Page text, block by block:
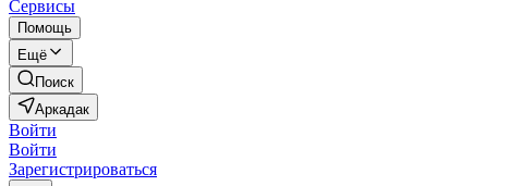
Сервисы
Помощь
Ещё
Поиск
Аркадак
Войти
Войти
Зарегистрироваться